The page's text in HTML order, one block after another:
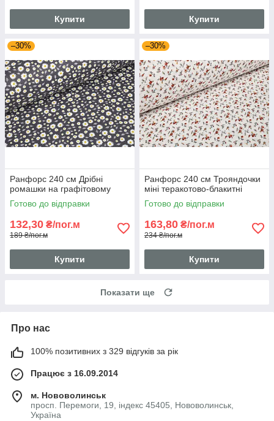
Купити Купити
–30%
Ранфорс 240 см Дрібні
ромашки на графітовому
Готово до відправки
132,30 ₴/пог.м
189 ₴/пог.м
Купити
–30%
Ранфорс 240 см Трояндочки
міні теракотово-блакитні
Готово до відправки
163,80 ₴/пог.м
234 ₴/пог.м
Купити
Показати ще
Про нас
100% позитивних з 329 відгуків за рік
Працює з 16.09.2014
м. Нововолинськ
просп. Перемоги, 19, індекс 45405, Нововолинськ,
Україна